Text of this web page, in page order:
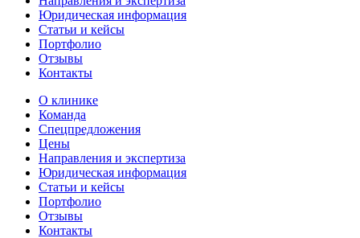
Юридическая информация
Статьи и кейсы
Портфолио
Отзывы
Контакты
О клинике
Команда
Спецпредложения
Цены
Направления и экспертиза
Юридическая информация
Статьи и кейсы
Портфолио
Отзывы
Контакты